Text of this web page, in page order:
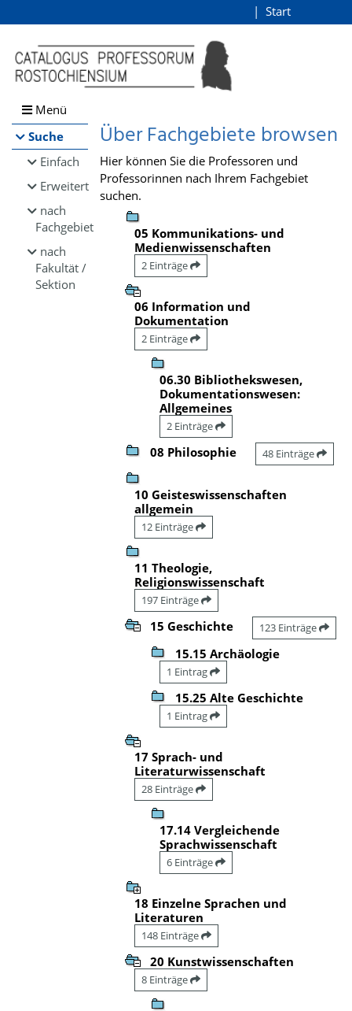
Browsen
direkt zum Inhalt
Start
Menü
Suche
Einfach
Erweitert
nach
Fachgebiet
nach
Fakultät /
Sektion
Über Fachgebiete browsen
Hier können Sie die Professoren und
Professorinnen nach Ihrem Fachgebiet
suchen.
05 Kommunikations- und
Medienwissenschaften
2 Einträge
06 Information und
Dokumentation
2 Einträge
06.30 Bibliothekswesen,
Dokumentationswesen:
Allgemeines
2 Einträge
08 Philosophie 48 Einträge
10 Geisteswissenschaften
allgemein
12 Einträge
11 Theologie,
Religionswissenschaft
197 Einträge
15 Geschichte 123 Einträge
15.15 Archäologie
1 Eintrag
15.25 Alte Geschichte
1 Eintrag
17 Sprach- und
Literaturwissenschaft
28 Einträge
17.14 Vergleichende
Sprachwissenschaft
6 Einträge
18 Einzelne Sprachen und
Literaturen
148 Einträge
20 Kunstwissenschaften
8 Einträge